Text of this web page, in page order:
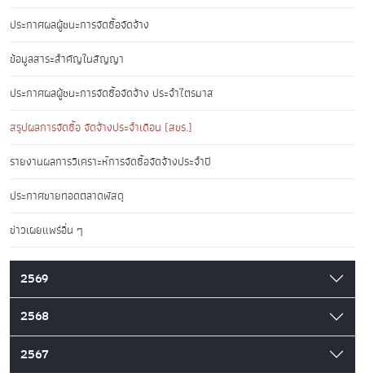
ประกาศผลผู้ชนะการจัดซื้อจัดจ้าง
ข้อมูลสาระสำคัญในสัญญา
ประกาศผลผู้ชนะการจัดซื้อจัดจ้าง ประจำไตรมาส
สรุปผลการจัดซื้อ จัดจ้างประจำเดือน (สขร.)
รายงานผลการวิเคราะห์การจัดซื้อจัดจ้างประจำปี
ประกาศขายทอดตลาดพัสดุ
ข่าวเผยแพร่อื่น ๆ
2569
2568
2567